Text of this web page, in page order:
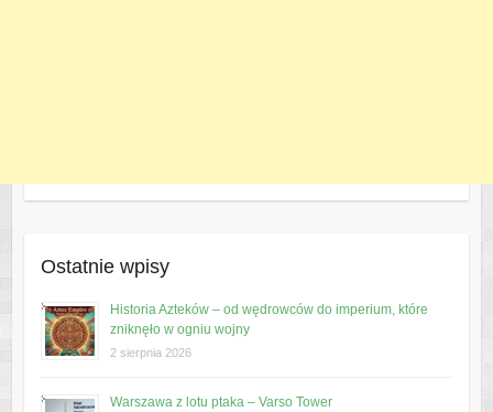
Ostatnie wpisy
Historia Azteków – od wędrowców do imperium, które
zniknęło w ogniu wojny
2 sierpnia 2026
Warszawa z lotu ptaka – Varso Tower